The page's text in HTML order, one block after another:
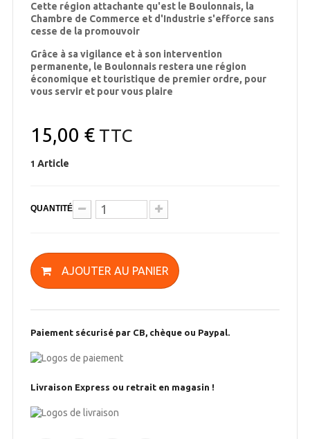
Cette région attachante qu'est le Boulonnais, la
Chambre de Commerce et d'Industrie s'efforce sans
cesse de la promouvoir
Grâce à sa vigilance et à son intervention
permanente, le Boulonnais restera une région
économique et touristique de premier ordre, pour
vous servir et pour vous plaire
15,00 €TTC
1 Article
QUANTITÉ
AJOUTER AU PANIER
Paiement sécurisé par CB, chèque ou Paypal.
Livraison Express ou retrait en magasin !